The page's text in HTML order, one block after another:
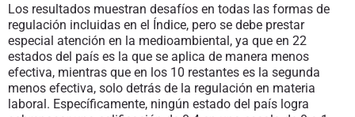
Los resultados muestran desafíos en todas las formas de
regulación incluidas en el Índice, pero se debe prestar
especial atención en la medioambiental, ya que en 22
estados del país es la que se aplica de manera menos
efectiva, mientras que en los 10 restantes es la segunda
menos efectiva, solo detrás de la regulación en materia
laboral. Específicamente, ningún estado del país logra